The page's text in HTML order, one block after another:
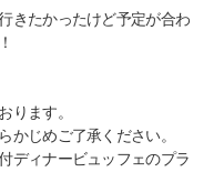
きたかったけど予定が合わ
ります。
じめご了承ください。
ディナービュッフェのプラ